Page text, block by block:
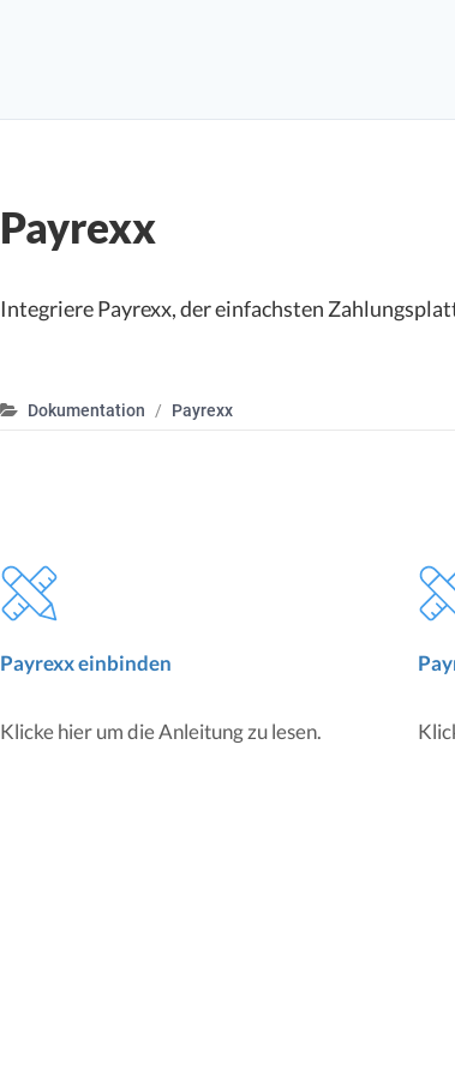
Payrexx
Integriere Payrexx, der einfachsten
Dokumentation Payrexx
Payrexx einbinden
Klicke hier um die Anleitung zu lesen.